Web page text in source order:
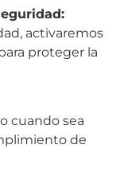
activaremos
proteger la
cuando sea
de